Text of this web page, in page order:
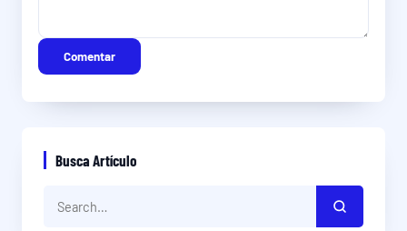
Comentar
Busca Artículo